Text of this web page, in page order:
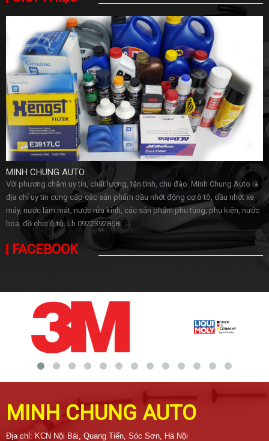
MINH CHUNG AUTO
Với phương châm uy tín, chất lượng, tận tình, chu đáo. Minh Chung Auto là
địa chỉ uy tín cung cấp các sản phẩm dầu nhớt động cơ ô tô, dầu nhớt xe
máy, nước làm mát, nước rửa kính, các sản phẩm phụ tùng, phụ kiện, nước
hoa, đồ chơi ô tô..Lh 0922392868
FACEBOOK
MINH CHUNG AUTO
Địa chỉ: KCN Nội Bài, Quang Tiến, Sóc Sơn, Hà Nội